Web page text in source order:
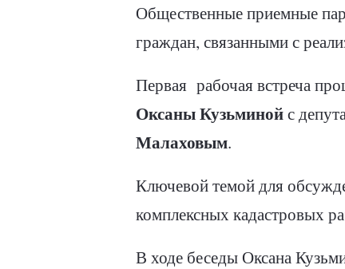
Общественные приемные
граждан, связанными с
Первая рабочая встреча
Оксаны Кузьминойс
Малаховым.
Ключевой темой для
комплексных кадастровых
В ходе беседы Оксана